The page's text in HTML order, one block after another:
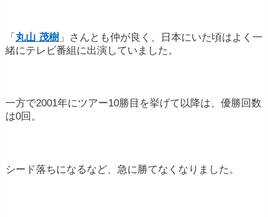
があります。
「丸山 茂樹」さんとも仲が良く、日本にいた頃はよく一
緒にテレビ番組に出演していました。
一方で2001年にツアー10勝目を挙げて以降は、優勝回数
は0回。
シード落ちになるなど、急に勝てなくなりました。